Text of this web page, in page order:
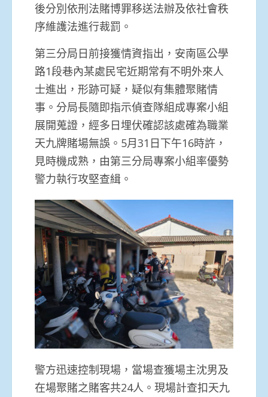
後分別依刑法賭博罪移送法辦及依社會秩
序維護法進行裁罰。
第三分局日前接獲情資指出，安南區公學
路1段巷內某處民宅近期常有不明外來人
士進出，形跡可疑，疑似有集體聚賭情
事。分局長隨即指示偵查隊組成專案小組
展開蒐證，經多日埋伏確認該處確為職業
天九牌賭場無誤。5月31日下午16時許，
見時機成熟，由第三分局專案小組率優勢
警力執行攻堅查緝。
警方迅速控制現場，當場查獲場主沈男及
在場聚賭之賭客共24人。現場計查扣天九